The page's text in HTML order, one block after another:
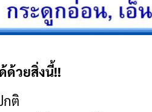
ด้วยสิ่งนี้!!
กติ